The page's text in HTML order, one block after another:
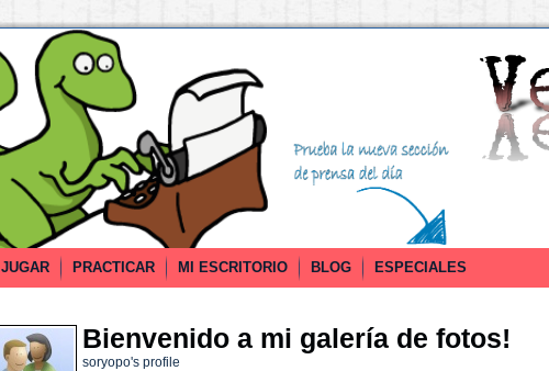
JUGAR PRACTICAR MI ESCRITORIO BLOG ESPECIALES
Bienvenido a mi galería de fotos!
soryopo's profile